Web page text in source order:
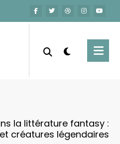
la littérature fantasy :
créatures légendaires